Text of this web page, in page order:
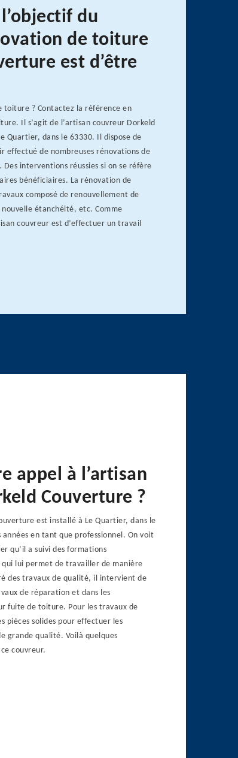
du
de toiture
est d’être
toiture ? Contactez la référence en
Il s’agit de l’artisan couvreur Dorkeld
Quartier, dans le 63330. Il dispose de
effectué de nombreuses rénovations de
interventions réussies si on se réfère
bénéficiaires. La rénovation de
composé de renouvellement de
étanchéité, etc. Comme
couvreur est d’effectuer un travail
appel à l’artisan
Couverture ?
est installé à Le Quartier, dans le
années en tant que professionnel. On voit
qu’il a suivi des formations
qui lui permet de travailler de manière
des travaux de qualité, il intervient de
de réparation et dans les
fuite de toiture. Pour les travaux de
pièces solides pour effectuer les
grande qualité. Voilà quelques
couvreur.